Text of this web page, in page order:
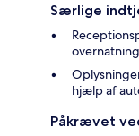
Særlige
hjælp af
Påkrævet